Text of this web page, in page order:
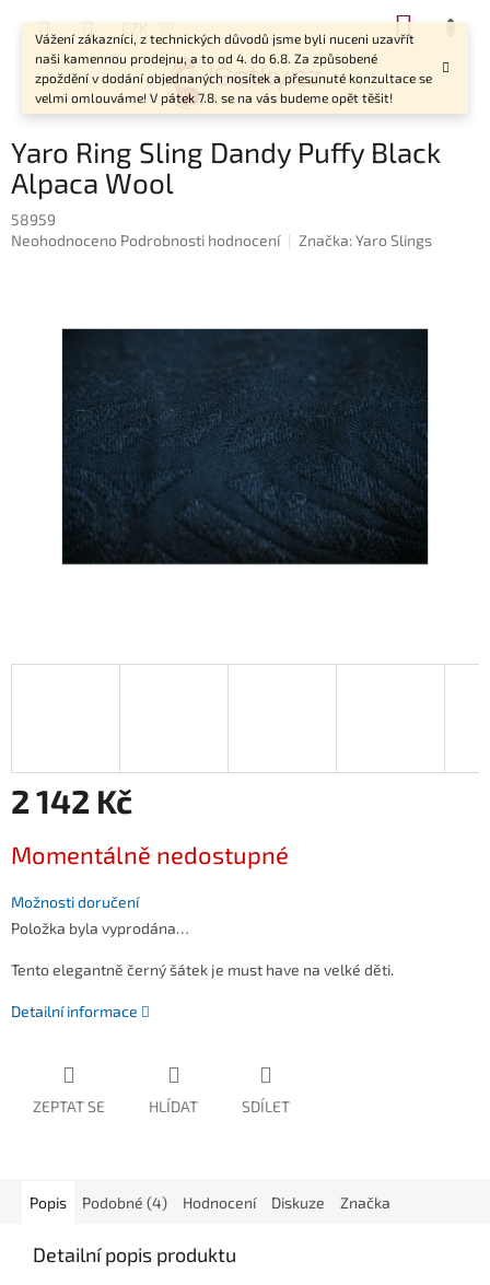
Vážení zákazníci, z technických důvodů jsme byli nuceni uzavřít
naši kamennou prodejnu, a to od 4. do 6.8. Za způsobené
zpoždění v dodání objednaných nosítek a přesunuté konzultace se
velmi omlouváme! V pátek 7.8. se na vás budeme opět těšit!
CZK
Yaro Ring Sling Dandy Puffy Black
Alpaca Wool
58959
Průměrné
hvězdiček.
Neohodnoceno Podrobnosti hodnocení Značka:Yaro Slings
2 142 Kč
cena:
Momentálně nedostupné
Možnosti doručení
Položka byla vyprodána…
Tento elegantně černý šátek je must have na velké děti.
Detailní informace
ZEPTAT SE HLÍDAT SDÍLET
Popis Podobné (4) Hodnocení Diskuze Značka
Detailní popis produktu